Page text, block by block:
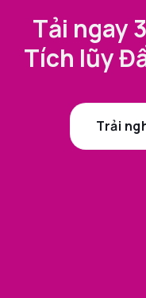
Tải ngay
Tích lũy
Trải